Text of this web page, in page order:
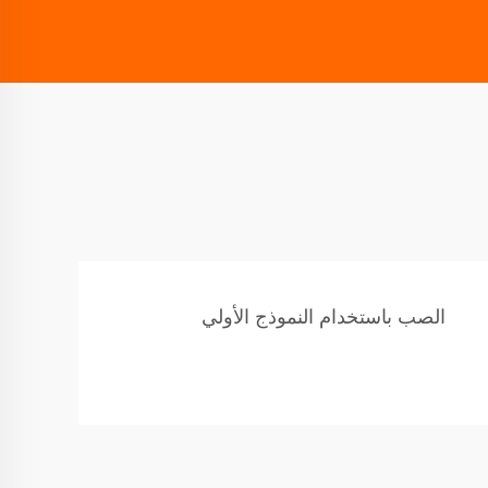
الصب باستخدام النموذج الأولي